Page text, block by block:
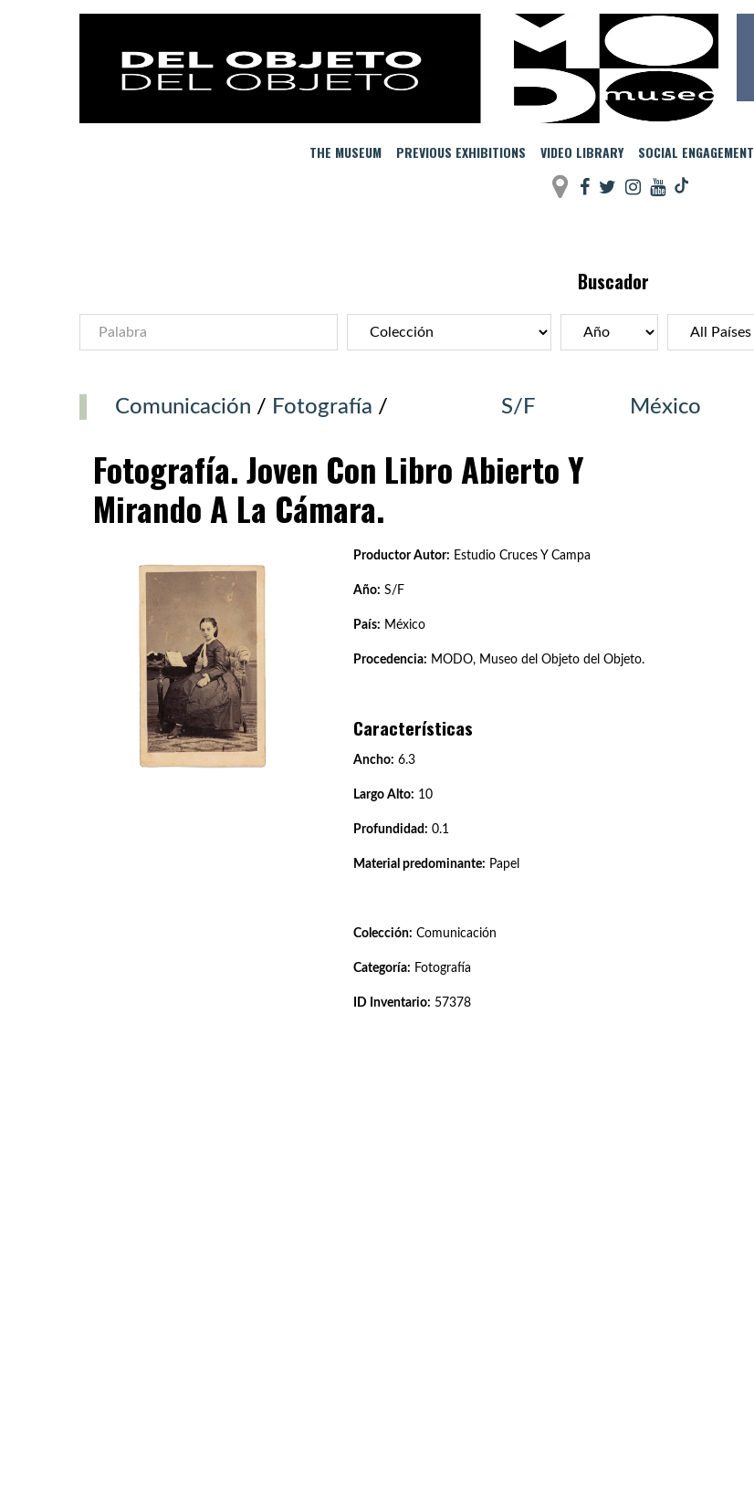
THE MUSEUM PREVIOUS EXHIBITIONS VIDEO LIBRARY SOCIAL ENGAGEMENT
Buscador
Comunicación / Fotografía / S/F México
Fotografía. Joven Con Libro Abierto Y
Mirando A La Cámara.
Productor Autor: Estudio Cruces Y Campa
Año: S/F
País: México
Procedencia: MODO, Museo del Objeto del Objeto.
Características
Ancho: 6.3
Largo Alto: 10
Profundidad: 0.1
Material predominante: Papel
Colección: Comunicación
Categoría: Fotografía
ID Inventario: 57378